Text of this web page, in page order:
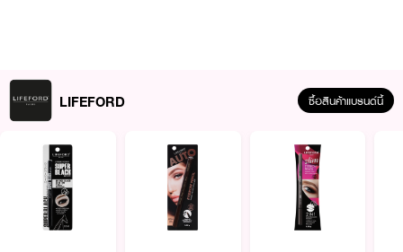
LIFEFORD ซื้อสินค้าแบรนด์นี้